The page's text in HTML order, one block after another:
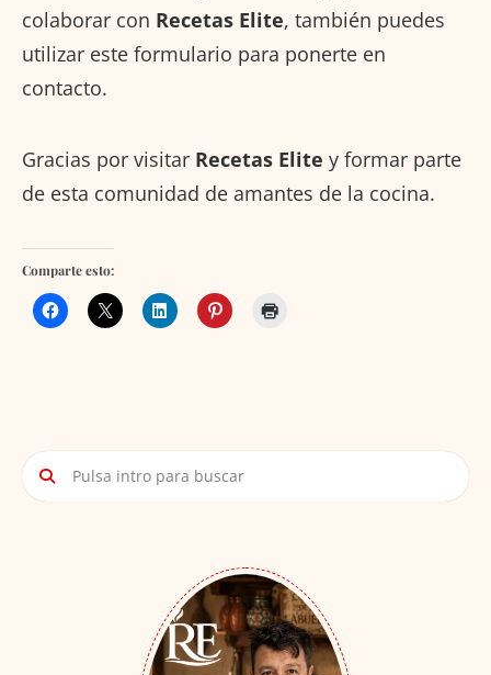
colaborar con Recetas Elite, también puedes
utilizar este formulario para ponerte en
contacto.
Gracias por visitar Recetas Elite y formar parte
de esta comunidad de amantes de la cocina.
Comparte esto: